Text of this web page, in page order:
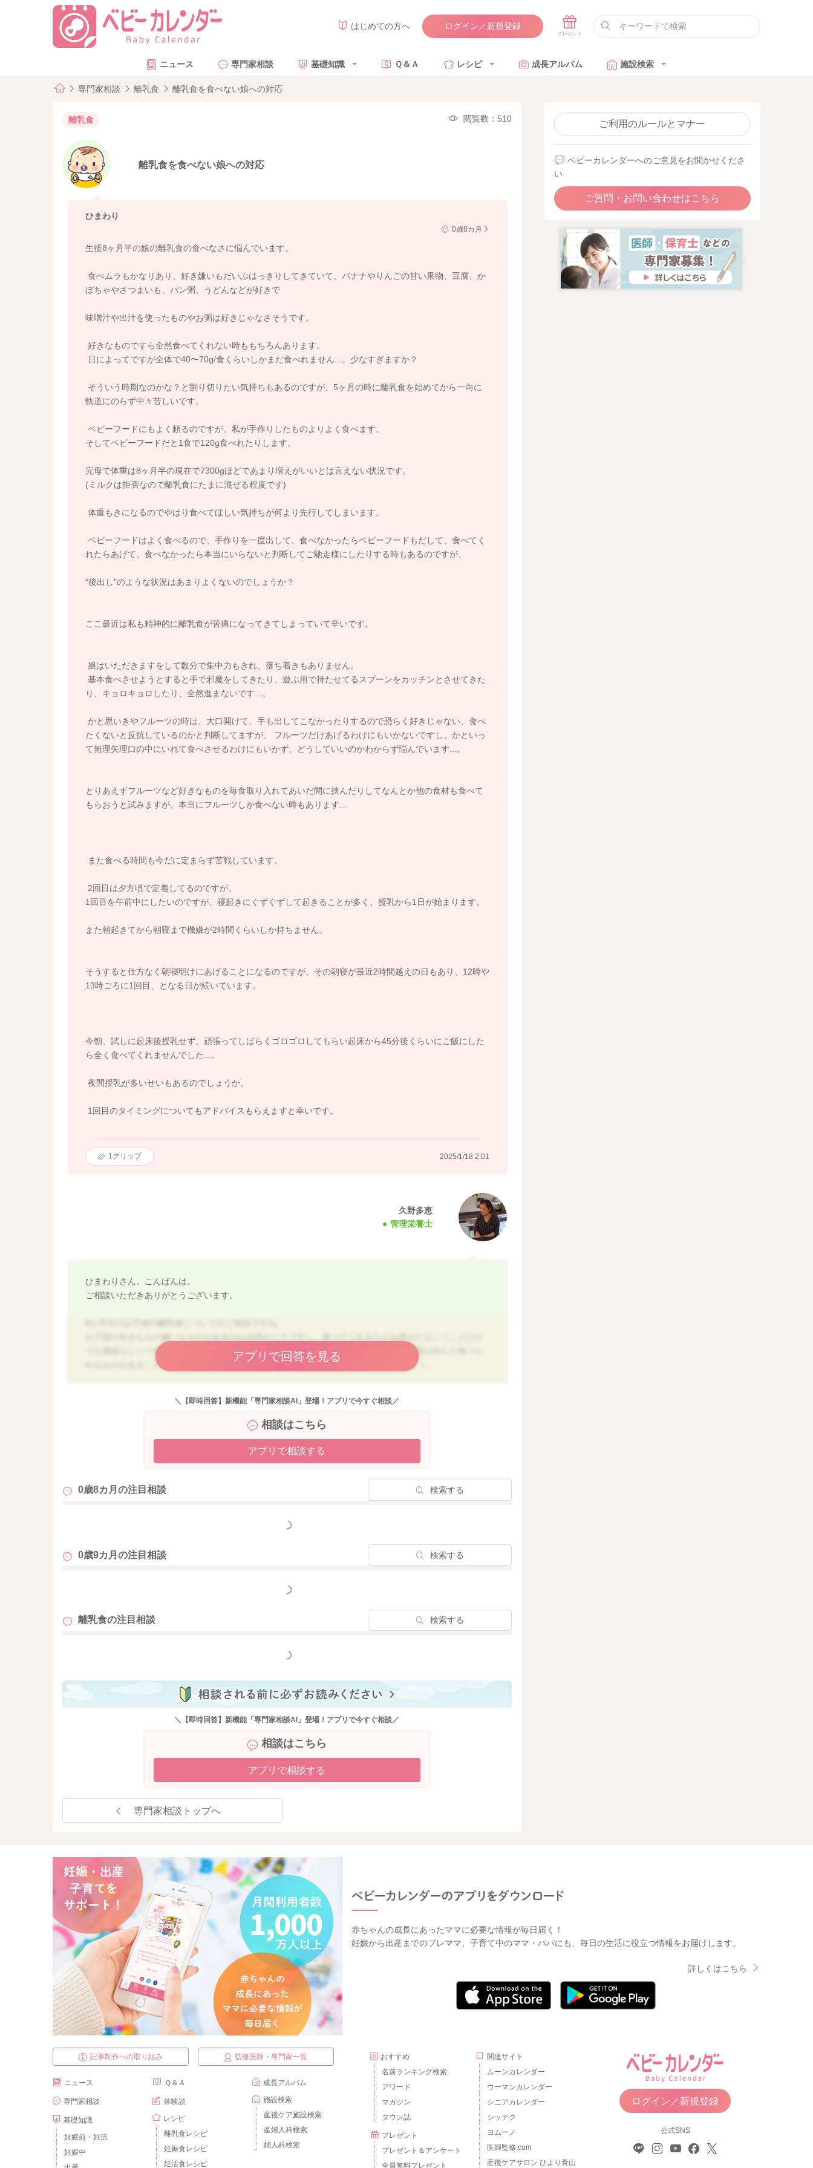
はじめての方へ ログイン／新規登録
ニュース 専門家相談 基礎知識 Ｑ＆Ａ レシピ 成長アルバム 施設検索
専門家相談 離乳食 離乳食を食べない娘への対応
離乳食 閲覧数：510
離乳食を食べない娘への対応
ひまわり
0歳8カ月
生後8ヶ月半の娘の離乳食の食べなさに悩んでいます。
食べムラもかなりあり、好き嫌いもだいぶはっきりしてきていて、バナナやりんごの甘い果物、豆腐、か
ぼちゃやさつまいも、パン粥、うどんなどが好きで
味噌汁や出汁を使ったものやお粥は好きじゃなさそうです。
好きなものですら全然食べてくれない時ももちろんあります。
日によってですが全体で40〜70g/食くらいしかまだ食べれません...。少なすぎますか？
そういう時期なのかな？と割り切りたい気持ちもあるのですが、5ヶ月の時に離乳食を始めてから一向に
軌道にのらず中々苦しいです。
ベビーフードにもよく頼るのですが、私が手作りしたものよりよく食べます。
そしてベビーフードだと1食で120g食べれたりします。
完母で体重は8ヶ月半の現在で7300gほどであまり増えがいいとは言えない状況です。
(ミルクは拒否なので離乳食にたまに混ぜる程度です)
体重もきになるのでやはり食べてほしい気持ちが何より先行してしまいます。
ベビーフードはよく食べるので、手作りを一度出して、食べなかったらベビーフードもだして、食べてく
れたらあげて、食べなかったら本当にいらないと判断してご馳走様にしたりする時もあるのですが、
“後出し"のような状況はあまりよくないのでしょうか？
ここ最近は私も精神的に離乳食が苦痛になってきてしまっていて辛いです。
娘はいただきますをして数分で集中力もきれ、落ち着きもありません。
基本食べさせようとすると手で邪魔をしてきたり、遊ぶ用で持たせてるスプーンをカッチンとさせてきた
り、キョロキョロしたり、全然進まないです...。
かと思いきやフルーツの時は、大口開けて、手も出してこなかったりするので恐らく好きじゃない、食べ
たくないと反抗しているのかと判断してますが、 フルーツだけあげるわけにもいかないですし、かといっ
て無理矢理口の中にいれて食べさせるわけにもいかず、どうしていいのかわからず悩んでいます...。
とりあえずフルーツなど好きなものを毎食取り入れてあいだ間に挟んだりしてなんとか他の食材も食べて
もらおうと試みますが、本当にフルーツしか食べない時もあります...
また食べる時間も今だに定まらず苦戦しています。
2回目は夕方頃で定着してるのですが、
1回目を午前中にしたいのですが、寝起きにぐずぐずして起きることが多く、授乳から1日が始まります。
また朝起きてから朝寝まで機嫌が2時間くらいしか持ちません。
そうすると仕方なく朝寝明けにあげることになるのですが、その朝寝が最近2時間越えの日もあり、12時や
13時ごろに1回目、となる日が続いています。
今朝、試しに起床後授乳せず、頑張ってしばらくゴロゴロしてもらい起床から45分後くらいにご飯にした
ら全く食べてくれませんでした...。
夜間授乳が多いせいもあるのでしょうか。
1回目のタイミングについてもアドバイスもらえますと幸いです。
1クリップ 2025/1/18 2:01
久野多恵
管理栄養士
ひまわりさん、こんばんは。
ご相談いただきありがとうございます。
でも素晴らしいですよ。 できない事、食べてくれない事に目が行きがちですが、お子様が好んで食べら
れるものがあること、40～70ｇ食べられていることに注目して大いに褒めてあげましょう。
ベビーフードが比較的に進みやすいのであれば、大いに活用して良いと思いますよ。べビーフードは月齢
にあった食材や調味料を使用していますし、悪いものではないです。食のプロが作ったものなので、美味
しく食べてくれるのはその通りだと思います。手作りのものと比較して落ち込まずに、割り切って使用す
る、活用するというスタンスで良いと思います。 手作りを食べなかったときに後出しするというより
味見して、それと同じように味付けするのもお勧めです。大人の食事からの取り分けを進めることで、同
離乳食の時間について、授乳が最初になってもよいですが、その後すぐに離乳食をあげたら食べられます
か？ 授乳後時間を置かなくても良いので、離乳食をあげてみても良いと思います。
夜間授乳が多いと朝食が食べ進まないということは良くあることだと思います。
お子様それぞれなので何とも言えないですが、色々なタイミングで離乳食を試してみて、お子様にあった
なかなか進まずにお辛いとは思いますが、食べられるものも多く、良く進められていると思いますよ。目
ミルクは鉄分補給にもなりますし、エネルギーアップにもなるので、離乳食に活用していくことを継続さ
【7～8カ月ごろ(離乳食中期)のミルクのレシピ・作り方】
https://baby-calendar.jp/baby-food-recipe/category-13?q=%E3%83%9F%E3%83%AB%E3%82%AF&ct=
アプリで回答を見る
＼【即時回答】新機能「専門家相談AI」登場！アプリで今すぐ相談／
相談はこちら
アプリで相談する
0歳8カ月の注目相談 検索する
もっと見る
0歳9カ月の注目相談 検索する
もっと見る
離乳食の注目相談 検索する
もっと見る
＼【即時回答】新機能「専門家相談AI」登場！アプリで今すぐ相談／
相談はこちら
アプリで相談する
専門家相談トップへ
ご利用のルールとマナー
ベビーカレンダーへのご意見をお聞かせくださ
い
ご質問・お問い合わせはこちら
赤ちゃんの成長にあったママに必要な情報が毎日届く！
妊娠から出産までのプレママ、子育て中のママ・パパにも、毎日の生活に役立つ情報をお届けします。
詳しくはこちら
記事制作への取り組み 監修医師・専門家一覧
ニュース
専門家相談
基礎知識
妊娠前・妊活
妊娠中
Ｑ＆Ａ
体験談
レシピ
離乳食レシピ
妊娠食レシピ
妊活食レシピ
成長アルバム
施設検索
産後ケア施設検索
産婦人科検索
婦人科検索
おすすめ
名前ランキング検索
アワード
マガジン
タウン誌
プレゼント
プレゼント＆アンケート
全員無料プレゼント
関連サイト
ムーンカレンダー
ウーマンカレンダー
シニアカレンダー
シッテク
ヨムーノ
医師監修.com
産後ケアサロン ひより青山
ログイン／新規登録
公式SNS